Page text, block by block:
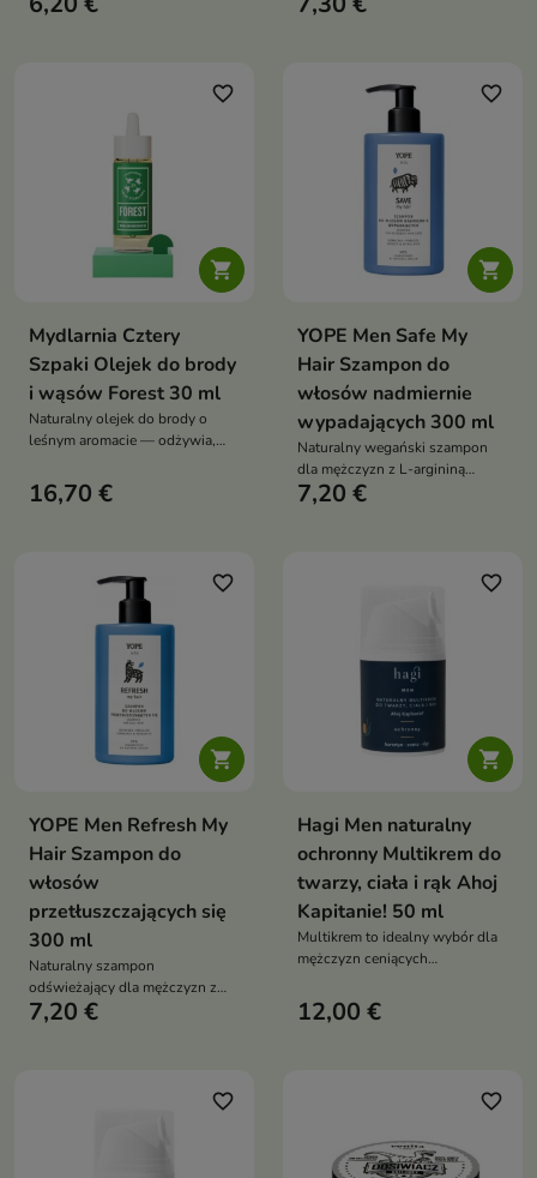

favorite_border
Mydlarnia Cztery
Szpaki Olejek do brody
i wąsów Forest 30 ml
Naturalny olejek do brody o
leśnym aromacie — odżywia,
jednocześnie dbając o skórę pod
brodą, bez obciążenia i
16,70 €

favorite_border
YOPE Men Safe My
Hair Szampon do
włosów nadmiernie
wypadających 300 ml
Naturalny wegański szampon
dla mężczyzn z L-argininą
guaraną żeń-szeniem i palmą
7,20 €

favorite_border
YOPE Men Refresh My
Hair Szampon do
włosów
przetłuszczających się
300 ml
Naturalny szampon
odświeżający dla mężczyzn z
chmielem kwasem
7,20 €

favorite_border
Hagi Men naturalny
ochronny Multikrem do
twarzy, ciała i rąk Ahoj
Kapitanie! 50 ml
Multikrem to idealny wybór dla
mężczyzn ceniących
codziennej pielęgnacji
12,00 €
favorite_border favorite_border